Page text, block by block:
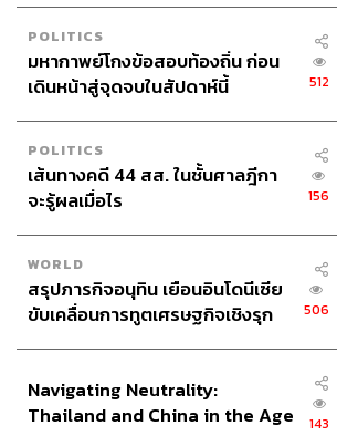
POLITICS
มหากาพย์โกงข้อสอบท้องถิ่น ก่อน
เดินหน้าสู่จุดจบในสัปดาห์นี้
512
POLITICS
เส้นทางคดี 44 สส. ในชั้นศาลฎีกา
จะรู้ผลเมื่อไร
156
WORLD
สรุปภารกิจอนุทิน เยือนอินโดนีเซีย
ขับเคลื่อนการทูตเศรษฐกิจเชิงรุก
506
Navigating Neutrality:
Thailand and China in the Age
143